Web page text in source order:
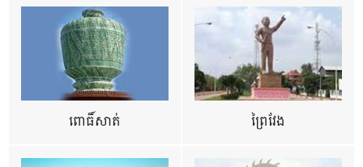
ពោធិ៍សាត់ ព្រៃវែង